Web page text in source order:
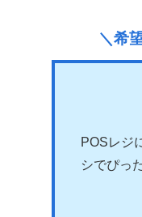
＼希
POSレジ
シでぴっ